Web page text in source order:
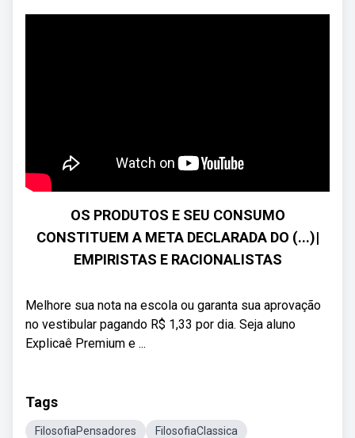
OS PRODUTOS E SEU CONSUMO
CONSTITUEM A META DECLARADA DO (...)|
EMPIRISTAS E RACIONALISTAS
Melhore sua nota na escola ou garanta sua aprovação
no vestibular pagando R$ 1,33 por dia. Seja aluno
Explicaê Premium e ...
Tags
FilosofiaPensadores
FilosofiaClassica